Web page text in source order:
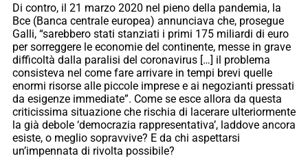
Di contro, il 21 marzo 2020 nel pieno della pandemia, la
Bce (Banca centrale europea) annunciava che, prosegue
Galli, “sarebbero stati stanziati i primi 175 miliardi di euro
per sorreggere le economie del continente, messe in grave
difficoltà dalla paralisi del coronavirus […] il problema
consisteva nel come fare arrivare in tempi brevi quelle
enormi risorse alle piccole imprese e ai negozianti pressati
da esigenze immediate”. Come se esce allora da questa
criticissima situazione che rischia di lacerare ulteriormente
la già debole ‘democrazia rappresentativa’, laddove ancora
esiste, o meglio sopravvive? E da chi aspettarsi
un’impennata di rivolta possibile?